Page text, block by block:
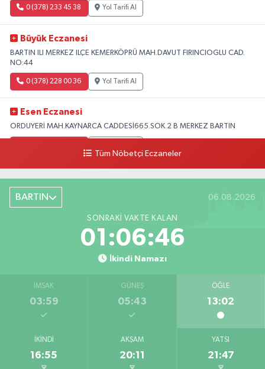
0 (378) 233 45 38 Yol Tarifi Al
Büyük Eczanesi
BARTIN ILI MERKEZ ILÇE KEMERKÖPRÜ MAH.DAVUT FIRINCIOGLU CAD.
NO:44
0 (378) 228 00 36 Yol Tarifi Al
Esen Eczanesi
ORDUYERİ MAH.KAYNARCA CADDESİ665.SOK.2 B MERKEZ BARTIN
Şiremirçavuş Mahallesi, Kırıkçı Zeliha Ana Sokak No:20 8 Merkez Bartın
0 (378) 227 85 45
Tüm Nöbetçi Eczaneler
BARTIN 06.08.2026
SONRAKI VAKTE KALAN
01:06:45
İkindi Namazı
İMSAK
03:59
GÜNEŞ
05:43
ÖĞLE
13:02
İKINDI
16:55
AKŞAM
20:11
YATSI
21:47